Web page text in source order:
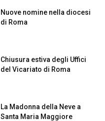
Nuove nomine nella diocesi
di Roma
Chiusura estiva degli Uffici
del Vicariato di Roma
La Madonna della Neve a
Santa Maria Maggiore